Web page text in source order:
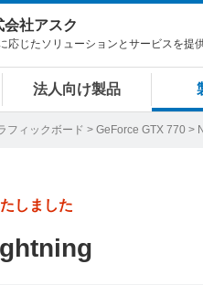
会社アスク
応じたソリューションとサービスを提
法人向け製品
フィックボード > GeForce GTX 770 >
しました